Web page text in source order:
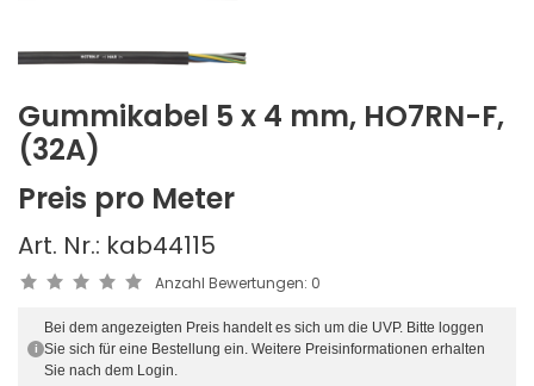
Gummikabel 5 x 4 mm, HO7RN-F,
(32A)
Preis pro Meter
Art. Nr.: kab44115
Anzahl Bewertungen: 0
i
Bei dem angezeigten Preis handelt es sich um die UVP. Bitte loggen
Sie sich für eine Bestellung ein. Weitere Preisinformationen erhalten
Sie nach dem Login.